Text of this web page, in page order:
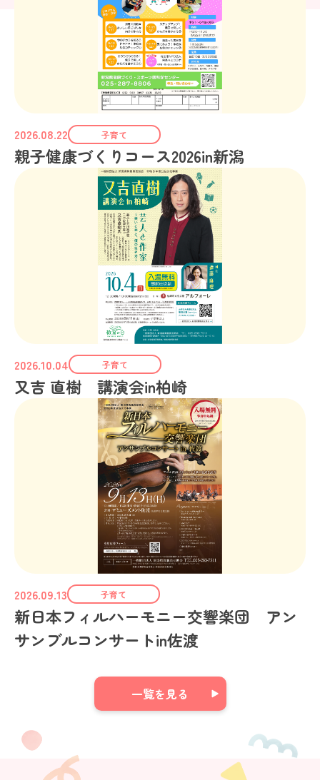
2026.08.22 子育て
親子健康づくりコース2026in新潟
2026.10.04 子育て
又吉 直樹 講演会in柏崎
2026.09.13 子育て
新日本フィルハーモニー交響楽団 アン
サンブルコンサートin佐渡
一覧を見る